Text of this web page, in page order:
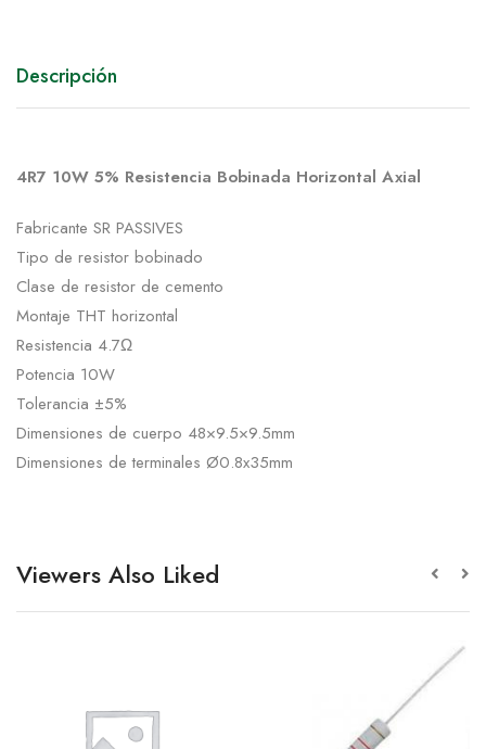
Descripción
4R7 10W 5% Resistencia Bobinada Horizontal Axial
Fabricante SR PASSIVES
Tipo de resistor bobinado
Clase de resistor de cemento
Montaje THT horizontal
Resistencia 4.7Ω
Potencia 10W
Tolerancia ±5%
Dimensiones de cuerpo 48×9.5×9.5mm
Dimensiones de terminales Ø0.8x35mm
Viewers Also Liked